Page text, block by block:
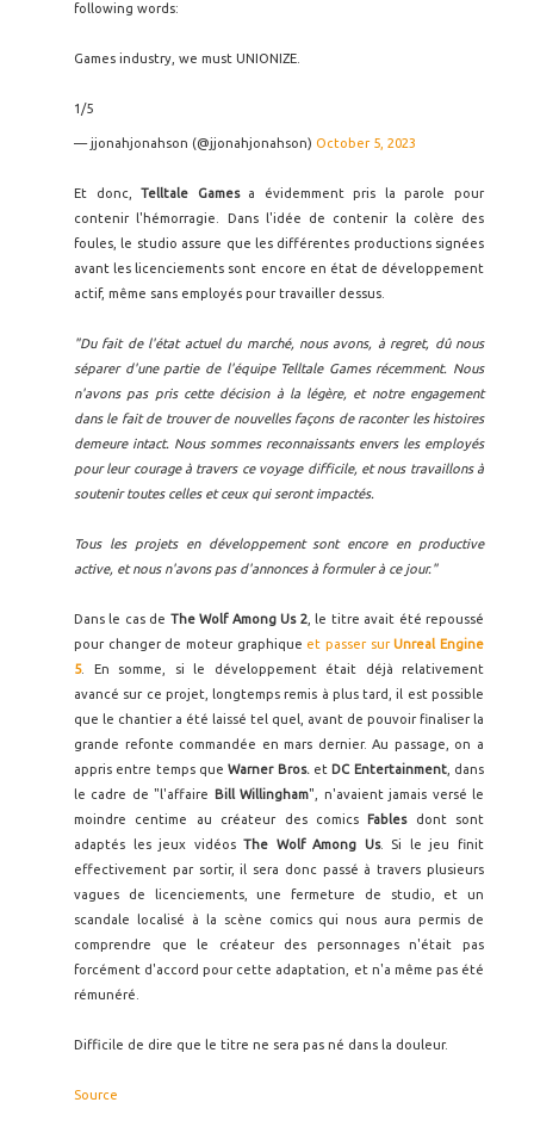
following words:
Games industry, we must UNIONIZE.
1/5
— jjonahjonahson (@jjonahjonahson) October 5, 2023
Et donc,Telltale Gamesa évidemment pris la parole pour
contenir l'hémorragie. Dans l'idée de contenir la colère des
foules, le studio assure que les différentes productions signées
avant les licenciements sont encore en état de développement
actif, même sans employés pour travailler dessus.
"Du fait de l'état actuel du marché, nous avons, à regret, dû nous
séparer d'une partie de l'équipe Telltale Games récemment. Nous
n'avons pas pris cette décision à la légère, et notre engagement
dans le fait de trouver de nouvelles façons de raconter les histoires
demeure intact. Nous sommes reconnaissants envers les employés
pour leur courage à travers ce voyage difficile, et nous travaillons à
soutenir toutes celles et ceux qui seront impactés.
Tous les projets en développement sont encore en productive
active, et nous n'avons pas d'annonces à formuler à ce jour."
Dans le cas de The Wolf Among Us 2, le titre avait été repoussé
pour changer de moteur graphique et passer surUnreal Engine
5. En somme, si le développement était déjà relativement
avancé sur ce projet, longtemps remis à plus tard, il est possible
que le chantier a été laissé tel quel, avant de pouvoir finaliser la
grande refonte commandée en mars dernier. Au passage, on a
appris entre temps queWarner Bros. et DC Entertainment, dans
le cadre de "l'affaire
Bill Willingham", n'avaient jamais versé le
moindre centime au créateur des comics
Fablesdont sont
adaptés les jeux vidéosThe Wolf Among Us. Si le jeu finit
effectivement par sortir, il sera donc passé à travers plusieurs
vagues de licenciements, une fermeture de studio, et un
scandale localisé à la scène comics qui nous aura permis de
comprendre que le créateur des personnages n'était pas
forcément d'accord pour cette adaptation, et n'a même pas été
rémunéré.
Difficile de dire que le titre ne sera pas né dans la douleur.
Source